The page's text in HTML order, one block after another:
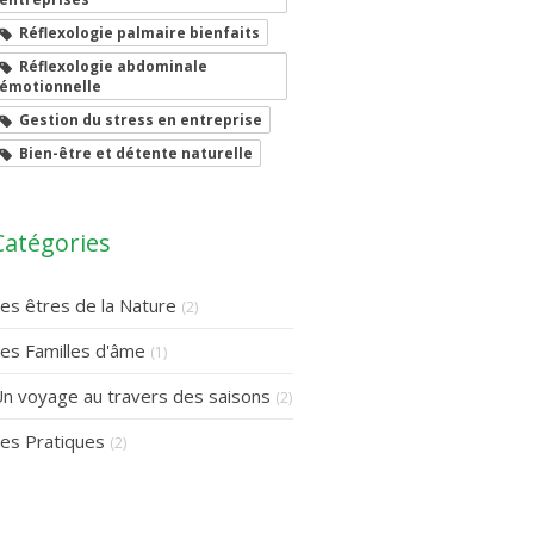
Réflexologie palmaire bienfaits
Réflexologie abdominale
émotionnelle
Gestion du stress en entreprise
Bien-être et détente naturelle
êtres de la Nature (2)
Familles d'âme (1)
voyage au travers des saisons (2)
Pratiques (2)